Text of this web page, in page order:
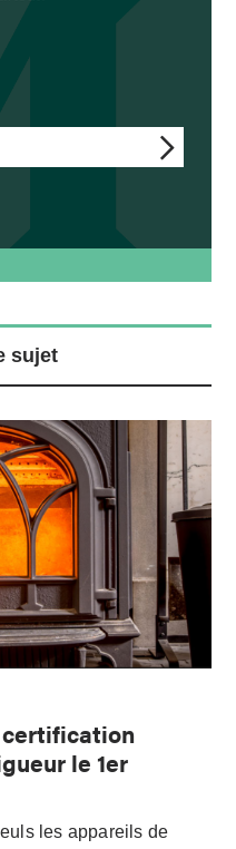
sujet
certification
le 1er
les appareils de